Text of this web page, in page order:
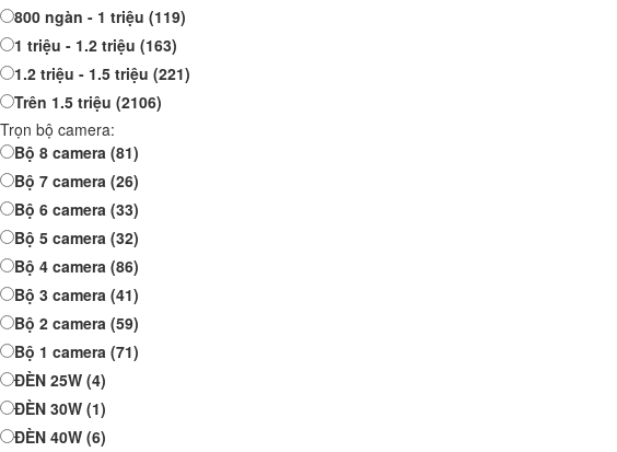
800 ngàn - 1 triệu (119)
1 triệu - 1.2 triệu (163)
1.2 triệu - 1.5 triệu (221)
Trên 1.5 triệu (2106)
Trọn bộ camera:
Bộ 8 camera (81)
Bộ 7 camera (26)
Bộ 6 camera (33)
Bộ 5 camera (32)
Bộ 4 camera (86)
Bộ 3 camera (41)
Bộ 2 camera (59)
Bộ 1 camera (71)
ĐÈN 25W (4)
ĐÈN 30W (1)
ĐÈN 40W (6)